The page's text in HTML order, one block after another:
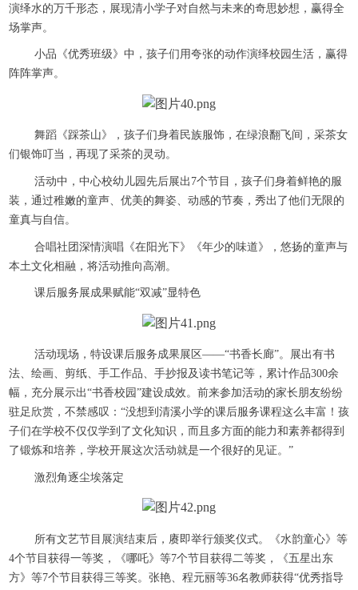
演绎水的万千形态，展现清小学子对自然与未来的奇思妙想，赢得全
场掌声。
小品《优秀班级》中，孩子们用夸张的动作演绎校园生活，赢得
阵阵掌声。
舞蹈《踩茶山》，孩子们身着民族服饰，在绿浪翻飞间，采茶女
们银饰叮当，再现了采茶的灵动。
活动中，中心校幼儿园先后展出7个节目，孩子们身着鲜艳的服
装，通过稚嫩的童声、优美的舞姿、动感的节奏，秀出了他们无限的
童真与自信。
合唱社团深情演唱《在阳光下》《年少的味道》，悠扬的童声与
本土文化相融，将活动推向高潮。
课后服务展成果赋能“双减”显特色
活动现场，特设课后服务成果展区——“书香长廊”。展出有书
法、绘画、剪纸、手工作品、手抄报及读书笔记等，累计作品300余
幅，充分展示出“书香校园”建设成效。前来参加活动的家长朋友纷纷
驻足欣赏，不禁感叹：“没想到清溪小学的课后服务课程这么丰富！孩
子们在学校不仅仅学到了文化知识，而且多方面的能力和素养都得到
了锻炼和培养，学校开展这次活动就是一个很好的见证。”
激烈角逐尘埃落定
所有文艺节目展演结束后，赓即举行颁奖仪式。《水韵童心》等
4个节目获得一等奖，《哪吒》等7个节目获得二等奖，《五星出东
方》等7个节目获得三等奖。张艳、程元丽等36名教师获得“优秀指导